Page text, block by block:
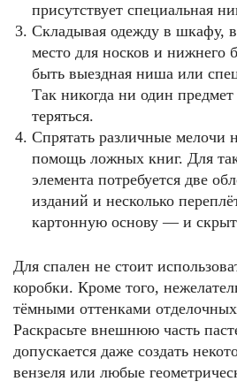
присутствует специальная
Складывая одежду в шкафу,
место для носков и нижнего
быть выездная ниша или
Так никогда ни один
теряться.
Спрятать различные мелочи
помощь ложных книг. Для
элемента потребуется две
изданий и несколько
картонную основу — и
Для спален не стоит
коробки. Кроме того,
тёмными оттенками
Раскрасьте внешнюю часть
допускается даже создать
вензеля или любые